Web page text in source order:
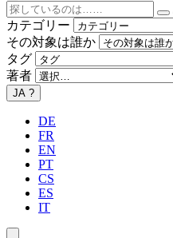
カテゴリー
その対象は誰か
タグ
著者
JA ?
DE
FR
EN
PT
CS
ES
IT